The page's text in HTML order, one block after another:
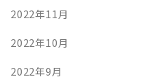
2022年11月
2022年10月
2022年9月